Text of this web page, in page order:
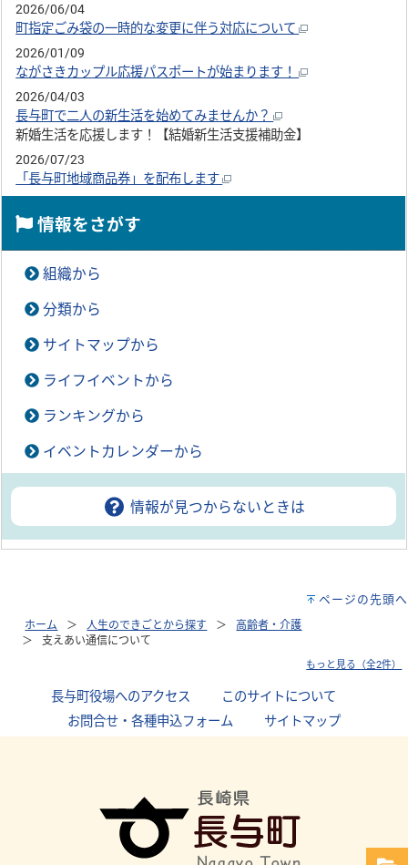
2026/06/04
町指定ごみ袋の一時的な変更に伴う対応について
2026/01/09
ながさきカップル応援パスポートが始まります！
2026/04/03
長与町で二人の新生活を始めてみませんか？
新婚生活を応援します！【結婚新生活支援補助金】
2026/07/23
「長与町地域商品券」を配布します
情報をさがす
組織から
分類から
サイトマップから
ライフイベントから
ランキングから
イベントカレンダーから
情報が見つからないときは
ページの先頭へ
ホーム 人生のできごとから探す
高齢者・介護
支えあい通信について
もっと見る（全2件）
長与町役場へのアクセス このサイトについて
お問合せ・各種申込フォーム
サイトマップ